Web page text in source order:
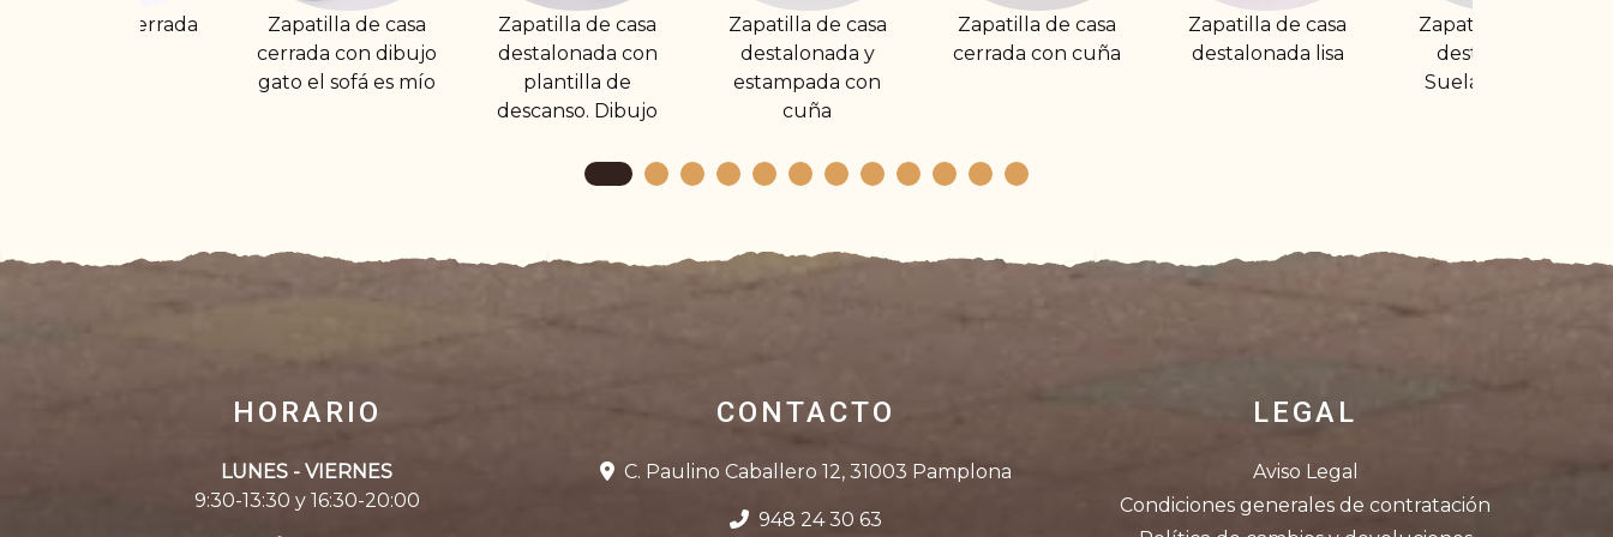
Zapatilla de casa
Zapatilla de casa
destalonada con
plantilla de
Zapatilla de casa
destalonada y
estampada con
cuña
Zapatilla de casa
cerrada con cuña
Zapatilla de casa
destalonada lisa
Zapatilla de casa
destalonada.
Zapatilla de
cerrada. Clásica
HORARIO
LUNES - VIERNES
9:30-13:30 y 16:30-20:00
CONTACTO
C. Paulino Caballero 12, 31003 Pamplona
948 24 30 63
LEGAL
Aviso Legal
Condiciones generales de contratación